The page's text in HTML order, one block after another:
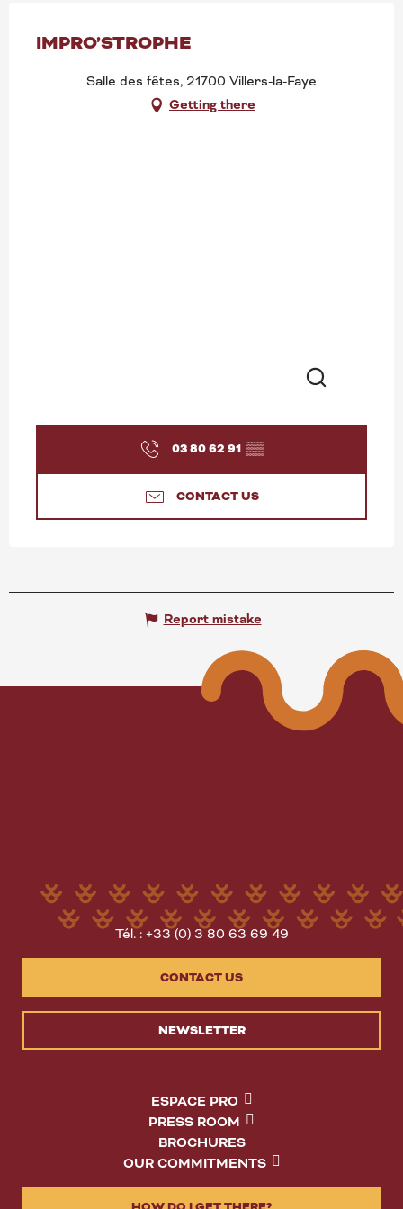
IMPRO’STROPHE
Salle des fêtes, 21700 Villers-la-Faye
Getting there
03 80 62 91 ▒▒
CONTACT US
Report mistake
Tél. : +33 (0) 3 80 63 69 49
CONTACT US
NEWSLETTER
ESPACE PRO
PRESS ROOM
BROCHURES
OUR COMMITMENTS